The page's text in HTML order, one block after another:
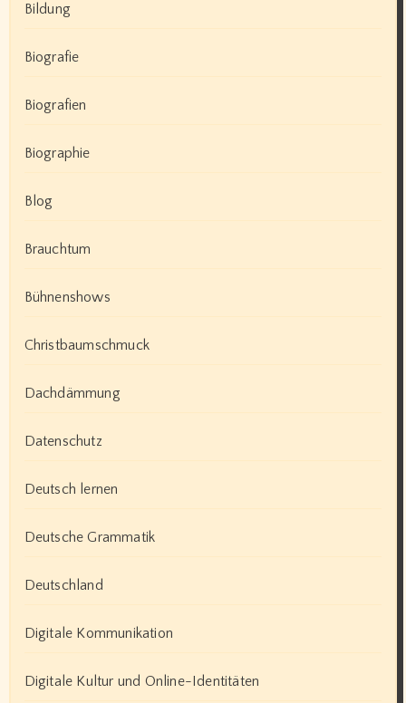
Bildung
Biografie
Biografien
Biographie
Blog
Brauchtum
Bühnenshows
Christbaumschmuck
Dachdämmung
Datenschutz
Deutsch lernen
Deutsche Grammatik
Deutschland
Digitale Kommunikation
Digitale Kultur und Online-Identitäten